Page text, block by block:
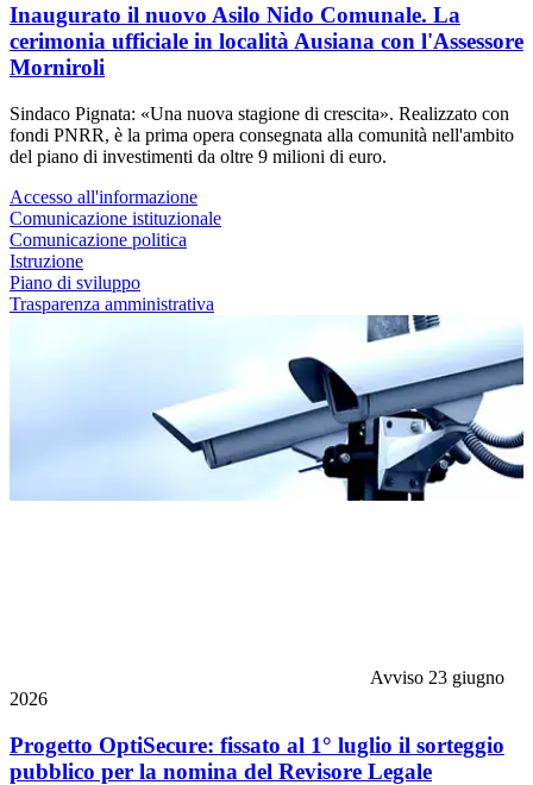
Inaugurato il nuovo Asilo Nido Comunale. La
cerimonia ufficiale in località Ausiana con l'Assessore
Morniroli
Sindaco Pignata: «Una nuova stagione di crescita». Realizzato con
fondi PNRR, è la prima opera consegnata alla comunità nell'ambito
del piano di investimenti da oltre 9 milioni di euro.
Accesso all'informazione
Comunicazione istituzionale
Comunicazione politica
Istruzione
Piano di sviluppo
Trasparenza amministrativa
Avviso 23 giugno
2026
Progetto OptiSecure: fissato al 1° luglio il sorteggio
pubblico per la nomina del Revisore Legale